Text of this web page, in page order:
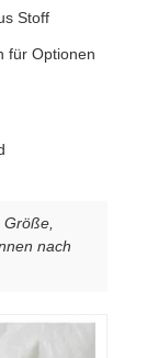
Stoff
für Optionen
nach